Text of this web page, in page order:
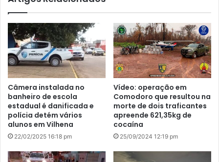
Câmera instalada no
banheiro de escola
estadual é danificada e
polícia detém vários
alunos em Vilhena
22/02/2025 16:18 pm
Vídeo: operação em
Comodoro que resultou na
morte de dois traficantes
apreende 621,35kg de
cocaína
25/09/2024 12:19 pm